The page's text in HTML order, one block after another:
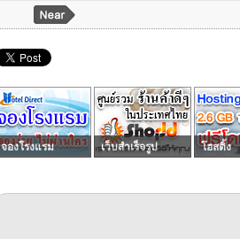
จองโรงแรม เว็บสำเร็จรูป โฮสติ้ง